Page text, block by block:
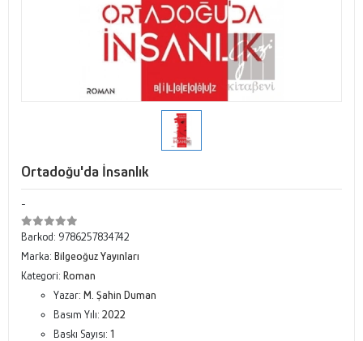
Ortadoğu'da İnsanlık
-
Barkod: 9786257834742
Marka: Bilgeoğuz Yayınları
Kategori: Roman
Yazar: M. Şahin Duman
Basım Yılı: 2022
Baskı Sayısı: 1